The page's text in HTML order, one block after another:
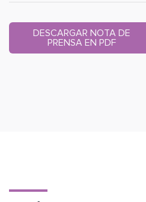
DESCARGAR NOTA DE
PRENSA EN PDF